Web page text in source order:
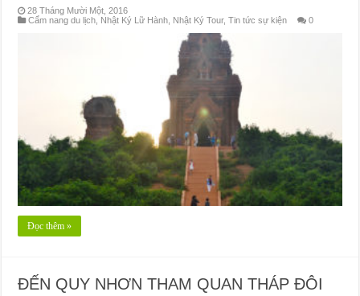
28 Tháng Mười Một, 2016
Cẩm nang du lịch Nhật Ký Lữ Hành Nhật Ký Tour,Tin tức sự kiện 0
Đọc thêm »
ĐẾN QUY NHƠN THAM QUAN THÁP ĐÔI